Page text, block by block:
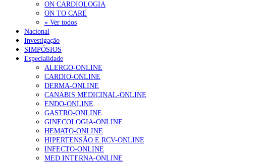
MAIS LIDAS
Enfermagem Forense. “Da urgência ao tribunal, cada gesto conta e
202 visualizações
Alguns milhares de utentes podem ficar sem médico de família com
155 visualizações
1.º Episódio do Podcast “Frequência Cardio – Sintoniza-te na
99 visualizações
ON CARDIOLOGIA
ON TO CARE
» Ver todos
Nacional
Investigação
SIMPÓSIOS
Especialidade
ALERGO-ONLINE
CARDIO-ONLINE
DERMA-ONLINE
CANABIS MEDICINAL-ONLINE
ENDO-ONLINE
GASTRO-ONLINE
GINECOLOGIA-ONLINE
HEMATO-ONLINE
HIPERTENSÃO E RCV-ONLINE
INFECTO-ONLINE
MED.INTERNA-ONLINE